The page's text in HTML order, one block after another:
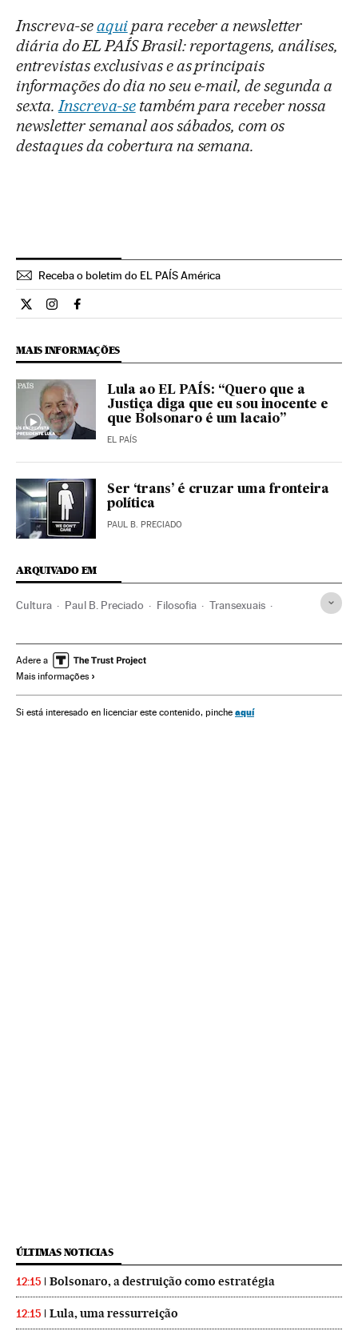
Inscreva-seaquipara receber a newsletter
diária do EL PAÍS Brasil: reportagens, análises,
entrevistas exclusivas e as principais
informações do dia no seu e-mail, de segunda a
sexta. Inscreva-setambém para receber nossa
newsletter semanal aos sábados, com os
destaques da cobertura na semana.
Receba o boletim do EL PAÍS América
Cultura El País Brasil en Twitter
Cultura El País Brasil en Instagram
Cultura El País Brasil en Facebook
MAIS INFORMAÇÕES
Lula ao EL PAÍS: “Quero que a
Justiça diga que eu sou inocente e
que Bolsonaro é um lacaio”
EL PAÍS
Ser ‘trans’ é cruzar uma fronteira
política
PAUL B. PRECIADO
ARQUIVADO EM
Cultura Paul B. Preciado Filosofia Transexuais
Feminismo Sociedade Comunidad Lgtbiq
Judith Butler
Adere a
Mais informações
Si está interesado en licenciar este contenido, pinche aquí
ÚLTIMAS NOTICIAS
12:15 Bolsonaro, a destruição como estratégia
12:15 Lula, uma ressurreição